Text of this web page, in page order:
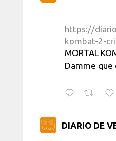
https://
kombat-2-
MORTAL
Damme que
DIARIO DE